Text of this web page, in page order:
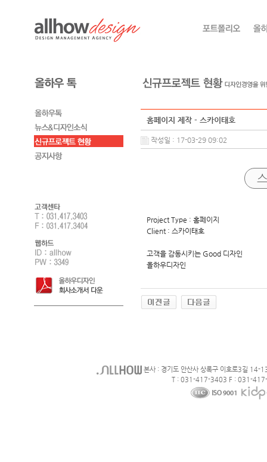
홈페이지 제작 - 스카이태호
작성일 : 17-03-29 09:02
Project Type : 홈페이지
Client : 스카이태호
고객을 감동시키는 Good 디자인
올하우디자인
본사 : 경기도 안산사 상록구 이호로3길 14-
T : 031-417-3403 F : 031-